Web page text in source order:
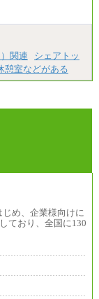
採用の場合、下
額となります。
職）：月給255,00
円（大学卒）
関連
シェアトッ
憩室などがある
め、企業様向けに
ており、全国に130